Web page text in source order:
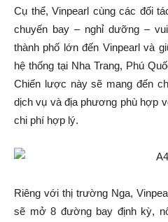
Cụ thể, Vinpearl cùng các đối
chuyến bay – nghỉ dưỡng –
thành phố lớn đến Vinpearl và
hệ thống tại Nha Trang, Phú
Chiến lược này sẽ mang đến
dịch vụ và địa phương phù hợp
chi phí hợp lý.
Riêng với thị trường Nga,
sẽ mở 8 đường bay định kỳ,